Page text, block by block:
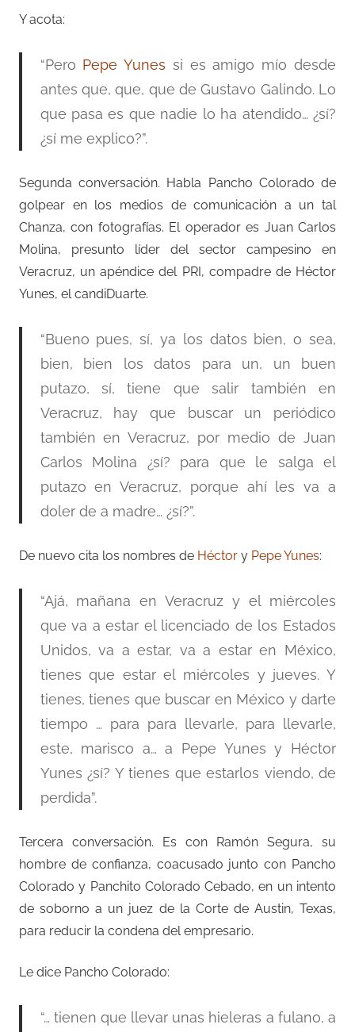
Y acota:
“Pero Pepe Yunes si es amigo mío desde
antes que, que, que de Gustavo Galindo. Lo
que pasa es que nadie lo ha atendido… ¿sí?
¿sí me explico?”.
Segunda conversación. Habla Pancho Colorado de
golpear en los medios de comunicación a un tal
Chanza, con fotografías. El operador es Juan Carlos
Molina, presunto líder del sector campesino en
Veracruz, un apéndice del PRI, compadre de Héctor
Yunes, el candiDuarte.
“Bueno pues, sí, ya los datos bien, o sea,
bien, bien los datos para un, un buen
putazo, sí, tiene que salir también en
Veracruz, hay que buscar un periódico
también en Veracruz, por medio de Juan
Carlos Molina ¿sí? para que le salga el
putazo en Veracruz, porque ahí les va a
doler de a madre… ¿sí?”.
De nuevo cita los nombres de Héctor y Pepe Yunes:
“Ajá, mañana en Veracruz y el miércoles
que va a estar el licenciado de los Estados
Unidos, va a estar, va a estar en México,
tienes que estar el miércoles y jueves. Y
tienes, tienes que buscar en México y darte
tiempo … para para llevarle, para llevarle,
este, marisco a… a Pepe Yunes y Héctor
Yunes ¿sí? Y tienes que estarlos viendo, de
perdida”.
Tercera conversación. Es con Ramón Segura, su
hombre de confianza, coacusado junto con Pancho
Colorado y Panchito Colorado Cebado, en un intento
de soborno a un juez de la Corte de Austin, Texas,
para reducir la condena del empresario.
Le dice Pancho Colorado:
“… tienen que llevar unas hieleras a fulano, a